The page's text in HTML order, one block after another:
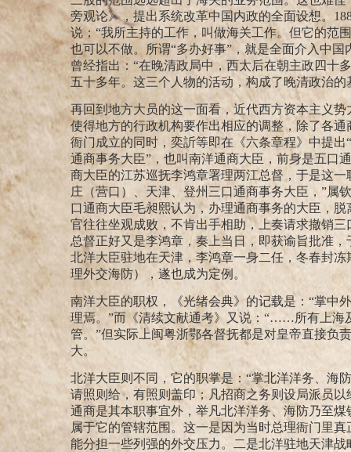
旁观论》，提出系统改革中国内政的全面设想。
说；“我所主持的工作，叫做海关工作。但它的范
也可以不做。所谓“多办好事”，就是全面介入中
曾经指出：“在晚清政局中，西太后在朝主政四十
五十多年。这三个人物的活动，构成了晚清政治的
再回到地方大员的这一面看，近代西方资本主义
使得地方的行政机构要作出相应的调整，除了各
衙门成立的同时，奕訢等即在《六条章程》中提出
通商事务大臣”，也叫南洋通商大臣，前身是五口
商大臣的江苏巡抚李鸿章署理两江总督，于是这
庄（营口）、天津、登州三口通商事务大臣，”属
口通商大臣毛昶熙认为，办理通商事务的大臣，
官往往坐观成败，不肯出手相助，上奏请求撤销
总督正好又是李鸿章，奏上当日，即获谕旨批准
北洋大臣驻地在天津，李鸿章一身二任，冬春封
理外交海防），遂也成为定例。
南洋大臣的职权，《光绪会典》的记载是：“掌中
理焉。”而《清续文献通考》又说：“……所有上海
管。”但实际上闽粤浙鄂各督抚都是对皇帝直接负
大。
北洋大臣则不同，它的职掌是：“掌北洋洋务、
请照则给，有照则盖印；凡招商之务则设局派员
通商是其本职事宜外，举凡北洋洋务、海防乃至
属于它的管辖范围。这一是因为当时总理衙门里
能分担一些列强的外交压力。二是北洋驻地天津